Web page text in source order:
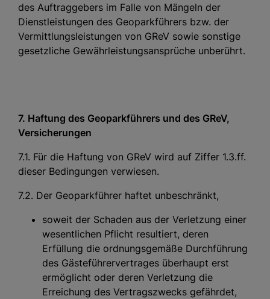
des Auftraggebers im Falle von Mängeln der
Dienstleistungen des Geoparkführers bzw. der
Vermittlungsleistungen von GReV sowie sonstige
gesetzliche Gewährleistungsansprüche unberührt.
7. Haftung des Geoparkführers und des GReV,
Versicherungen
7.1. Für die Haftung von GReV wird auf Ziffer 1.3.ff.
dieser Bedingungen verwiesen.
7.2. Der Geoparkführer haftet unbeschränkt,
soweit der Schaden aus der Verletzung einer
wesentlichen Pflicht resultiert, deren
Erfüllung die ordnungsgemäße Durchführung
des Gästeführervertrages überhaupt erst
ermöglicht oder deren Verletzung die
Erreichung des Vertragszwecks gefährdet,